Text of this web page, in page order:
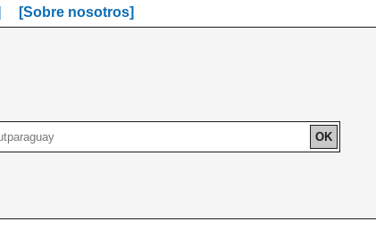
[Sobre nosotros]